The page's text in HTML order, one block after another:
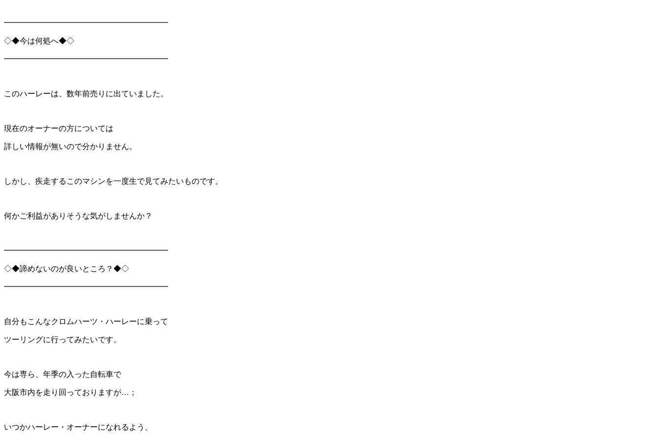
━━━━━━━━━━━━━━━━━━━━━
◇◆今は何処へ◆◇
━━━━━━━━━━━━━━━━━━━━━
このハーレーは、数年前売りに出ていました。
現在のオーナーの方については
詳しい情報が無いので分かりません。
しかし、疾走するこのマシンを一度生で見てみたいものです。
何かご利益がありそうな気がしませんか？
━━━━━━━━━━━━━━━━━━━━━
◇◆諦めないのが良いところ？◆◇
━━━━━━━━━━━━━━━━━━━━━
自分もこんなクロムハーツ・ハーレーに乗って
ツーリングに行ってみたいです。
今は専ら、年季の入った自転車で
大阪市内を走り回っておりますが…；
いつかハーレー・オーナーになれるよう、